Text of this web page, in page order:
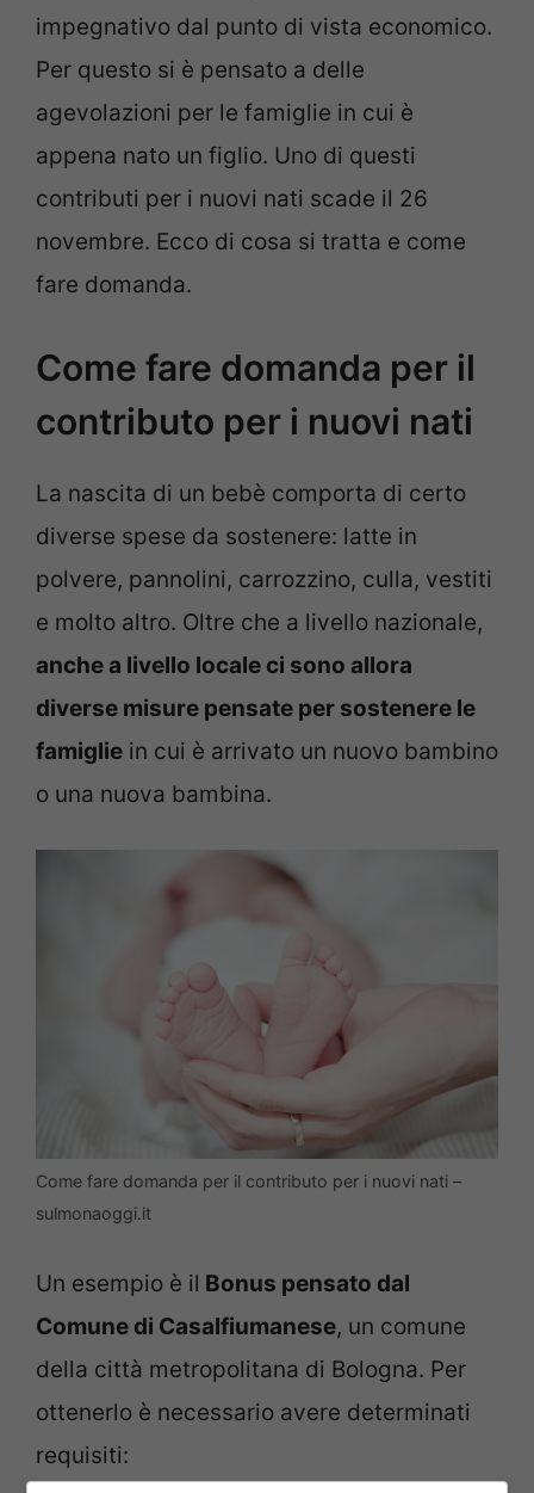
impegnativo dal punto di vista economico.
Per questo si è pensato a delle
agevolazioni per le famiglie in cui è
appena nato un figlio. Uno di questi
contributi per i nuovi nati scade il 26
novembre. Ecco di cosa si tratta e come
fare domanda.
Come fare domanda per il
contributo per i nuovi nati
La nascita di un bebè comporta di certo
diverse spese da sostenere: latte in
polvere, pannolini, carrozzino, culla, vestiti
e molto altro. Oltre che a livello nazionale,
anche a livello locale ci sono allora
diverse misure pensate per sostenere le
famiglie in cui è arrivato un nuovo bambino
o una nuova bambina.
Come fare domanda per il contributo per i nuovi nati –
sulmonaoggi.it
Un esempio è il Bonus pensato dal
Comune di Casalfiumanese, un comune
della città metropolitana di Bologna. Per
ottenerlo è necessario avere determinati
requisiti: